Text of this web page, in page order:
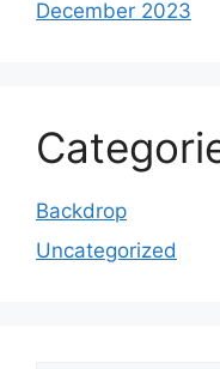
December 2023
Backdrop
Uncategorized